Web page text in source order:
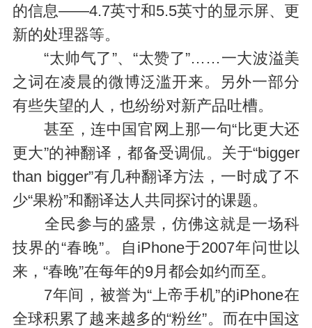
的信息——4.7英寸和5.5英寸的显示屏、更
新的处理器等。
“太帅气了”、“太赞了”……一大波溢美
之词在凌晨的微博泛滥开来。另外一部分
有些失望的人，也纷纷对新产品吐槽。
甚至，连中国官网上那一句“比更大还
更大”的神翻译，都备受调侃。关于“bigger
than bigger”有几种翻译方法，一时成了不
少“果粉”和翻译达人共同探讨的课题。
全民参与的盛景，仿佛这就是一场科
技界的“春晚”。自iPhone于2007年问世以
来，“春晚”在每年的9月都会如约而至。
7年间，被誉为“上帝手机”的iPhone在
全球积累了越来越多的“粉丝”。而在中国这